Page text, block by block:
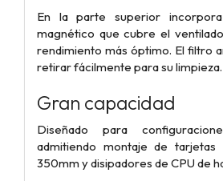
En la parte superior
magnético que cubre el
rendimiento más óptimo. El filtro
retirar fácilmente para su limpieza.
Gran capacidad
Diseñado para
admitiendo montaje de tarjetas
350mm y disipadores de CPU de